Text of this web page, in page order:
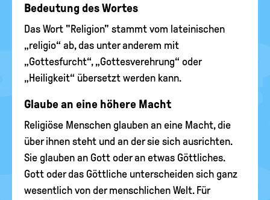
Bedeutung des Wortes
Das Wort "Religion" stammt vom lateinischen
„religio“ ab, das unter anderem mit
„Gottesfurcht“, „Gottesverehrung“ oder
„Heiligkeit“ übersetzt werden kann.
Glaube an eine höhere Macht
Religiöse Menschen glauben an eine Macht, die
über ihnen steht und an der sie sich ausrichten.
Sie glauben an Gott oder an etwas Göttliches.
Gott oder das Göttliche unterscheiden sich ganz
wesentlich von der menschlichen Welt. Für